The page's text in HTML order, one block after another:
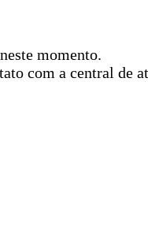
momento.
com a central de